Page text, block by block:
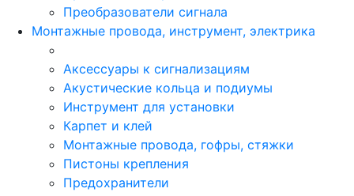
Преобразователи сигнала
Монтажные провода, инструмент, электрика
Аксессуары к сигнализациям
Акустические кольца и подиумы
Инструмент для установки
Карпет и клей
Монтажные провода, гофры, стяжки
Пистоны крепления
Предохранители